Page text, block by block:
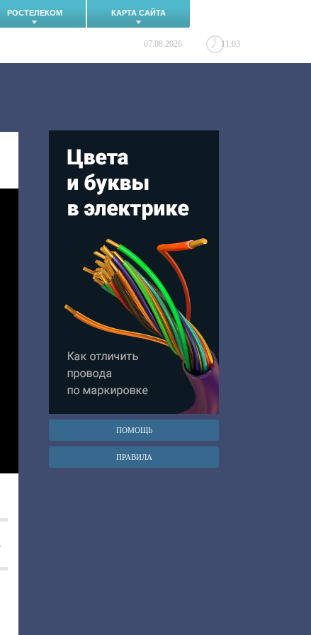
РОСТЕЛЕКОМ КАРТА САЙТА
07.08.2026 11:03
ПОМОЩЬ
ПРАВИЛА